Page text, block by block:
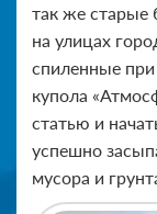
так же старые
на улицах
спиленные при
купола
статью и
успешно
мусора и